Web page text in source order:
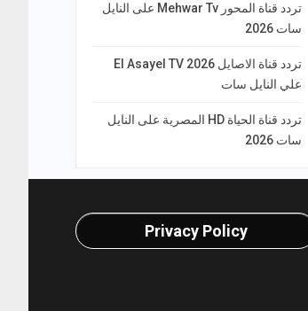
تردد قناة المحور Mehwar Tv على النايل
سات 2026
تردد قناة الاصايل El Asayel TV 2026
علي النايل سات
تردد قناة الحياة HD المصرية على النايل
سات 2026
Privacy Policy